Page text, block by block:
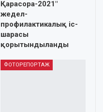
Қарасора-2021″
жедел-
профилактикалық іс-
шарасы
қорытындыланды
ФОТОРЕПОРТАЖ